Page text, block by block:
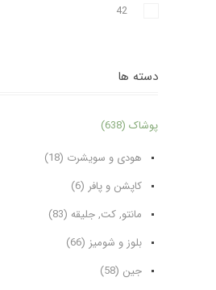
42
دسته ها
پوشاک (638)
هودی و سویشرت (18)
کاپشن و پافر (6)
مانتو, کت, جلیقه (83)
بلوز و شومیز (66)
جین (58)